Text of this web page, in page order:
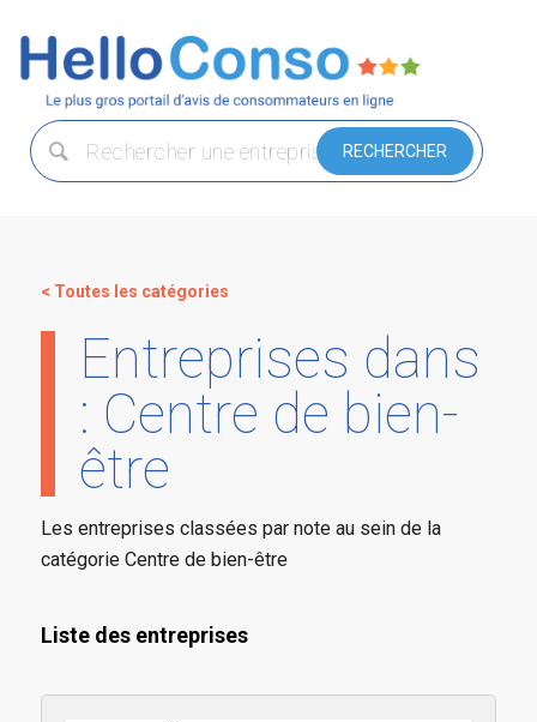
< Toutes les catégories
Entreprises dans
: Centre de bien-
être
Les entreprises classées par note au sein de la
catégorie Centre de bien-être
Liste des entreprises